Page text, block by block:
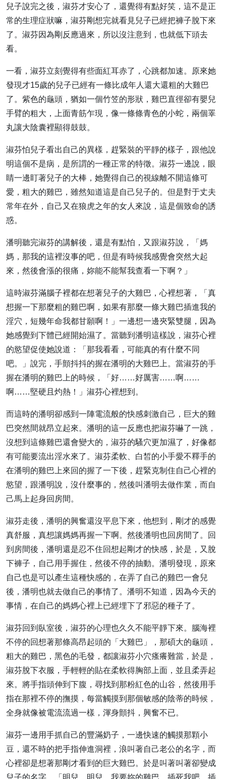
兒子說完之後，淑芬才安心了，還覺得有點好笑，這不是正
常的生理症狀嘛，淑芬剛想完就看見兒子已經把褲子脫下來
了。淑芬因為剛反應過來，所以沒注意到，也就低下頭去
看。
一看，淑芬立刻覺得有些面紅耳赤了，心跳都加速。原來她
發現才15歲的兒子已經有一條比成年人還大還粗的大雞巴
了。紫色的龜頭，猶如一個竹笠的形狀，雞巴直徑卻有嬰兒
手臂的粗大，上面青筋乍現，像一條條青色的小蛇，兩個睪
丸讓大陰囊裡顯得鼓鼓。
淑芬怕兒子看出自己的異樣，趕緊裝的平靜的樣子，跟他說
明這個不是病，是所謂的一種正常的特徵。淑芬一邊說，眼
睛一邊盯著兒子的大棒，她覺得自己的視線離不開這條可
愛，粗大的雞巴，雖然知道這是自己兒子的。但是對于丈夫
常年在外，自己又在狼虎之年的女人來說，這是個致命的誘
惑。
潘明聽完淑芬的講解後，還是有點怕，又跟淑芬說，「媽
媽，那我的這裡沒事的吧，但是有時候我感覺會突然大起
來，然後會漲的很痛，妳能不能幫我查看一下啊？」
這時淑芬滿腦子裡都在想著兒子的大雞巴，心裡想著，「真
想握一下那麼粗的雞巴啊，如果有那麼一條大雞巴插進我的
淫穴，短幾年命我都甘願啊！」一邊想一邊夾緊雙腿，因為
她感覺到下體已經開始濕了。當聽到潘明這樣說，淑芬心裡
的慾望促使她說道：「那我看看，可能真的有什麼不同
吧。」說完，手顫抖抖的握在潘明的大雞巴上。當淑芬的手
握在潘明的雞巴上的時候，「好……好厲害……啊……
啊……堅硬且灼熱！」淑芬心裡想到。
而這時的潘明卻感到一陣電流般的快感刺激自己，巨大的雞
巴突然間就昂立起來。潘明的這一反應也把淑芬嚇了一跳，
沒想到這條雞巴還會變大的，淑芬的騷穴更加濕了，好像都
有可能要流出淫水來了。淑芬柔軟、白皙的小手愛不釋手的
在潘明的雞巴上來回的握了一下後，趕緊克制住自己心裡的
慾望，跟潘明說，沒什麼事的，然後叫潘明去做作業，而自
己馬上起身回房間。
淑芬走後，潘明的興奮還沒平息下來，他想到，剛才的感覺
真舒服，真想讓媽媽再握一下啊。然後潘明也回房間了。回
到房間後，潘明還是忍不住回想起剛才的快感，於是，又脫
下褲子，自己用手握住，然後不停的抽動。潘明發現，原來
自己也是可以產生這種快感的，在弄了自己的雞巴一會兒
後，潘明也就去做自己的事情了。潘明不知道，因為今天的
事情，在自己的媽媽心裡上已經埋下了邪惡的種子了。
淑芬回到臥室後，淑芬的心理也久久不能平靜下來。腦海裡
不停的回想著那條高昂起頭的「大雞巴」，那碩大的龜頭，
粗大的雞巴，黑色的毛發，都讓淑芬小穴瘙癢難當，於是，
淑芬脫下衣服，手輕輕的貼在柔軟得胸部上面，並且柔弄起
來。將手指頭伸到下腹，尋找到那粉紅色的山谷，然後用手
指在那裡不停的撫摸，每當觸摸到那個敏感的陰蒂的時候，
全身就像被電流流過一樣，渾身顫抖，興奮不已。
淑芬一邊用手抓自己的豐滿奶子，一邊快速的觸摸那顆小
豆，還不時的把手指伸進洞裡，浪叫著自己老公的名字，而
心裡卻是想著那剛才看到的巨大雞巴。於是叫著叫著卻變成
兒子的名字，「明兒，明兒，我要妳的雞巴，插死我吧，插